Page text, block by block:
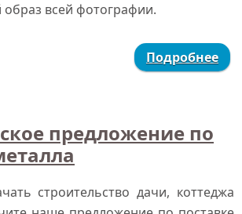
всей фотографии.
Подробнее
предложение по
строительство дачи, коттеджа